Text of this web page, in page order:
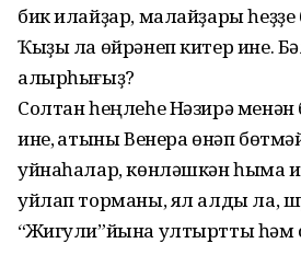
бик илайҙар, малайҙары һеҙҙе
Ҡыҙы ла өйрәнеп китер ине.
алырһығыҙ?
Солтан һеңлеһе Нәзирә
ине, ҡатыны Венера өнәп
уйнаһалар, көнләшкән һымаҡ
уйлап торманы, ял алды ла,
“Жигули”йына ултыртты һәм